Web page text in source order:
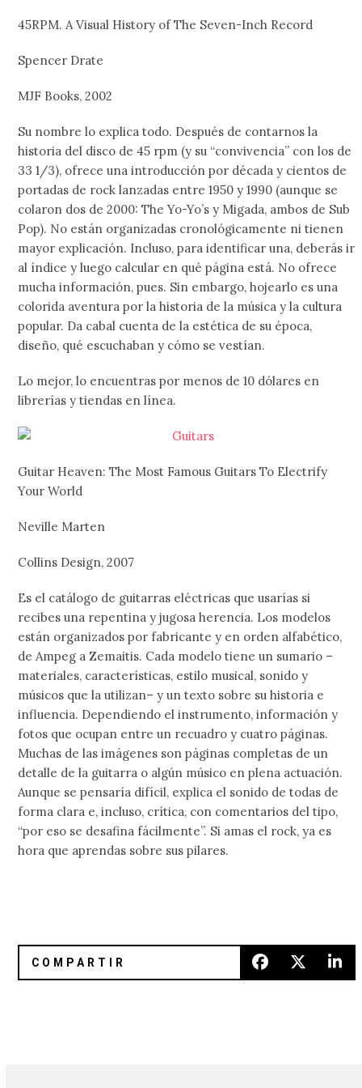
45RPM. A Visual History of The Seven-Inch Record
Spencer Drate
MJF Books, 2002
Su nombre lo explica todo. Después de contarnos la
historia del disco de 45 rpm (y su “convivencia” con los de
33 1/3), ofrece una introducción por década y cientos de
portadas de rock lanzadas entre 1950 y 1990 (aunque se
colaron dos de 2000: The Yo-Yo’s y Migada, ambos de Sub
Pop). No están organizadas cronológicamente ni tienen
mayor explicación. Incluso, para identificar una, deberás ir
al índice y luego calcular en qué página está. No ofrece
mucha información, pues. Sin embargo, hojearlo es una
colorida aventura por la historia de la música y la cultura
popular. Da cabal cuenta de la estética de su época,
diseño, qué escuchaban y cómo se vestían.
Lo mejor, lo encuentras por menos de 10 dólares en
librerías y tiendas en línea.
Guitar Heaven: The Most Famous Guitars To Electrify
Your World
Neville Marten
Collins Design, 2007
Es el catálogo de guitarras eléctricas que usarías si
recibes una repentina y jugosa herencia. Los modelos
están organizados por fabricante y en orden alfabético,
de Ampeg a Zemaitis. Cada modelo tiene un sumario –
materiales, características, estilo musical, sonido y
músicos que la utilizan– y un texto sobre su historia e
influencia. Dependiendo el instrumento, información y
fotos que ocupan entre un recuadro y cuatro páginas.
Muchas de las imágenes son páginas completas de un
detalle de la guitarra o algún músico en plena actuación.
Aunque se pensaría difícil, explica el sonido de todas de
forma clara e, incluso, crítica, con comentarios del tipo,
“por eso se desafina fácilmente”. Si amas el rock, ya es
hora que aprendas sobre sus pilares.